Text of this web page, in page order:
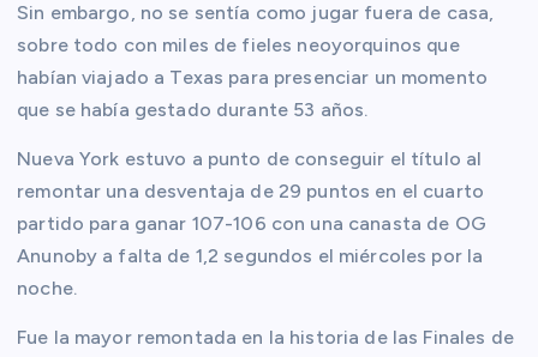
Sin embargo, no se sentía como jugar fuera de casa,
sobre todo con miles de fieles neoyorquinos que
habían viajado a Texas para presenciar un momento
que se había gestado durante 53 años.
Nueva York estuvo a punto de conseguir el título al
remontar una desventaja de 29 puntos en el cuarto
partido para ganar 107-106 con una canasta de OG
Anunoby a falta de 1,2 segundos el miércoles por la
noche.
Fue la mayor remontada en la historia de las Finales de